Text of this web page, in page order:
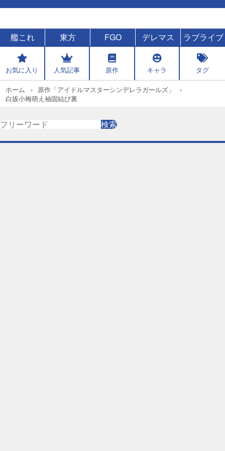
艦これ 東方 FGO デレマス ラブライブ
お気に入り 人気記事 原作 キャラ タグ
ホーム
原作「アイドルマスターシンデレラガールズ」
白坂小梅萌え袖固結び裏
検
索
検索